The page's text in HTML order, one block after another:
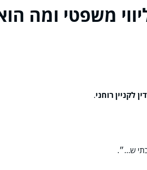
משפטי ומה
לקניין רוחני.
ש…״.